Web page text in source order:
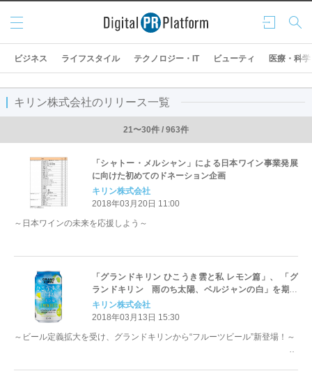
ログ
イン
検索
メニ
ュー
ビジネス ライフスタイル テクノロジー・IT ビューティ 医療・科学
キリン株式会社のリリース一覧
21〜30件 / 963件
「シャトー・メルシャン」による日本ワイン事業発展
に向けた初めてのドネーション企画
キリン株式会社
2018年03月20日 11:00
～日本ワインの未来を応援しよう～
「グランドキリン ひこうき雲と私 レモン篇」、 「グ
ランドキリン 雨のち太陽、ベルジャンの白」を期間
限定で新発売
キリン株式会社
2018年03月13日 15:30
～ビール定義拡大を受け、グランドキリンから“フルーツビール”新登場！～